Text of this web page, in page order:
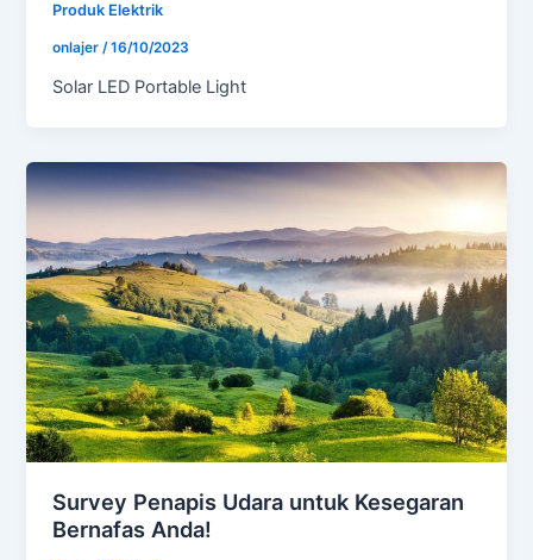
Produk Elektrik
onlajer/16/10/2023
Solar LED Portable Light
Survey Penapis Udara untuk Kesegaran
Bernafas Anda!